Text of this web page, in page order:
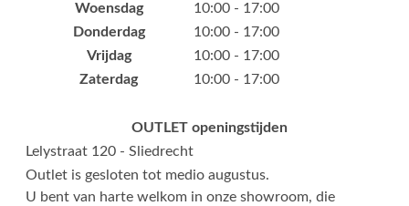
Woensdag
10:00 - 17:00
Donderdag
10:00 - 17:00
Vrijdag
10:00 - 17:00
Zaterdag
10:00 - 17:00
OUTLET openingstijden
Lelystraat 120 - Sliedrecht
Outlet is gesloten tot medio augustus.
U bent van harte welkom in onze showroom, die